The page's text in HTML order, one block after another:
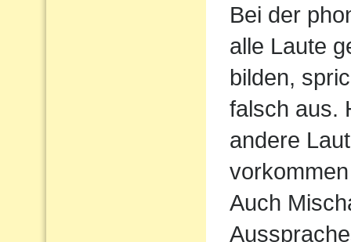
Bei der
alle Laute
bilden,
falsch aus.
andere
Auch